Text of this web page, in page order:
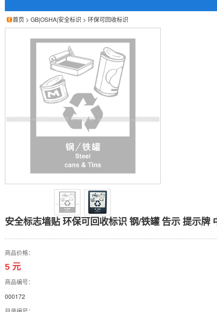
首页 > GB|OSHA|安全标识 > 环保可回收标识
安全标志墙贴 环保可回
安全标志墙贴 环保可回收标识 钢/铁罐 告示 提示
商品价格：
5 元
商品编号：
000172